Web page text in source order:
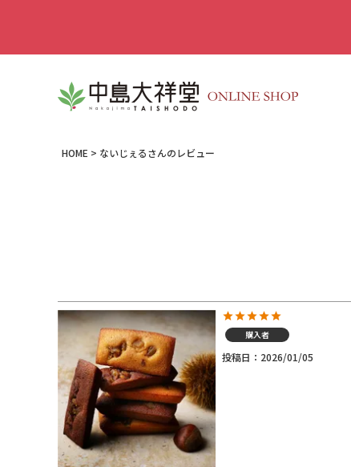
HOME ないじぇるさんのレビュー
購入者
投稿日 2026/01/05